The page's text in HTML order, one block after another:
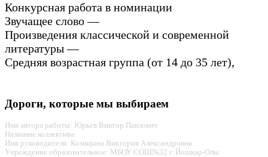
Конкурсная работа в номинации
Звучащее слово —
Произведения классической и современной
литературы —
Средняя возрастная группа (от 14 до 35 лет),
Дороги, которые мы выбираем
Имя автора работы: Юрьев Виктор Павлович
Название коллектива:
Имя руководителя: Козицына Виктория Александровна
Учреждение образовательное: МБОУ СОШ№32 г. Йошкар-Олы